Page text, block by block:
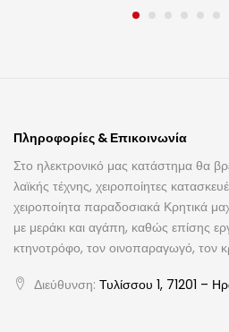
Πληροφορίες & Επικοινωνία
Στο ηλεκτρονικό μας κατάστημα θα
λαϊκής τέχνης, χειροποίητες
χειροποίητα παραδοσιακά Κρητικά
με μεράκι και αγάπη, καθώς επίσης
κτηνοτρόφο, τον οινοπαραγωγό, τον
Διεύθυνση: Τυλίσσου 1, 71201 –